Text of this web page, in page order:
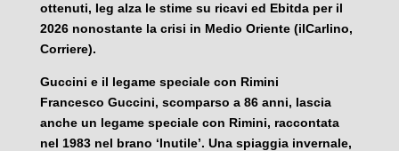
ottenuti, Ieg alza le stime su ricavi ed Ebitda per il
2026 nonostante la crisi in Medio Oriente (ilCarlino,
Corriere).
Guccini e il legame speciale con Rimini
Francesco Guccini, scomparso a 86 anni, lascia
anche un legame speciale con Rimini, raccontata
nel 1983 nel brano ‘Inutile’. Una spiaggia invernale,